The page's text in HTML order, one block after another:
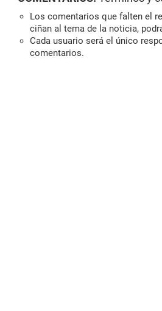
Los comentarios que falten el
ciñan al tema de la noticia,
Cada usuario será el único
comentarios.